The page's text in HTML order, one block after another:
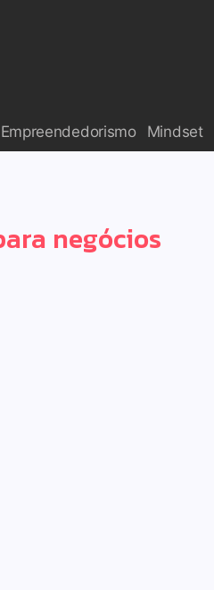
Empreendedorismo Mindset
negócios